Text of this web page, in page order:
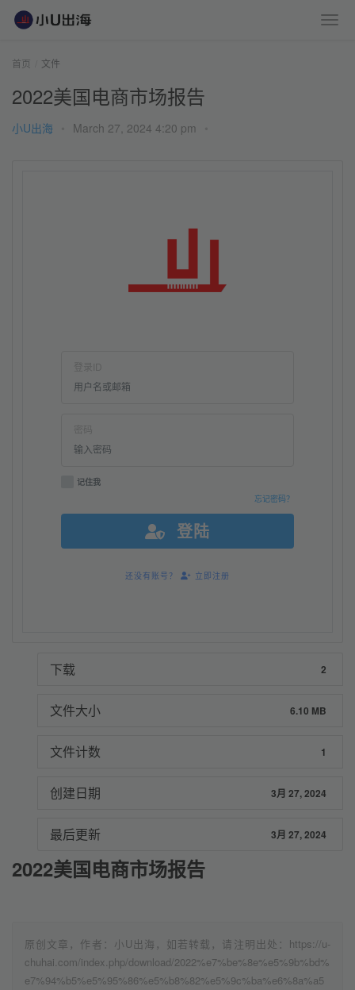
首页 文件
2022美国电商市场报告
小U出海 March 27, 2024 4:20 pm
登录ID
记住我
忘记密码？
登陆
还没有账号？ 立即注册
下载 2
文件大小 6.10 MB
文件计数 1
创建日期 3月 27, 2024
最后更新 3月 27, 2024
2022美国电商市场报告
原创文章，作者：小U出海，如若转载，请注明出处：https://u-
chuhai.com/index.php/download/2022%e7%be%8e%e5%9b%bd%
e7%94%b5%e5%95%86%e5%b8%82%e5%9c%ba%e6%8a%a5